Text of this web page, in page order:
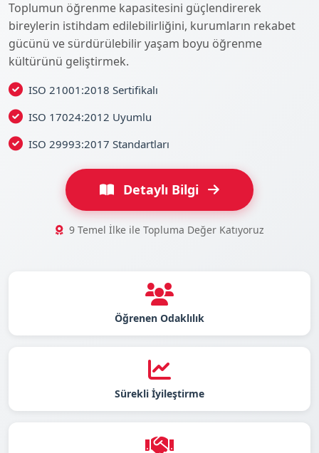
Toplumun öğrenme kapasitesini güçlendirerek
bireylerin istihdam edilebilirliğini, kurumların rekabet
gücünü ve sürdürülebilir yaşam boyu öğrenme
kültürünü geliştirmek.
ISO 21001:2018 Sertifikalı
ISO 17024:2012 Uyumlu
ISO 29993:2017 Standartları
Detaylı Bilgi
9 Temel İlke ile Topluma Değer Katıyoruz
Öğrenen Odaklılık
Sürekli İyileştirme